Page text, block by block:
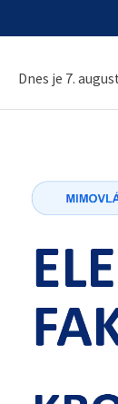
Dnes je 7.